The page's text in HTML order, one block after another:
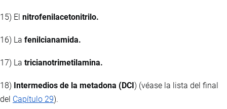
15) El nitrofenilacetonitrilo.
16) La fenilcianamida.
17) La tricianotrimetilamina.
18) Intermedios de la metadona (DCI ) (véase la lista del final
del Capítulo 29).